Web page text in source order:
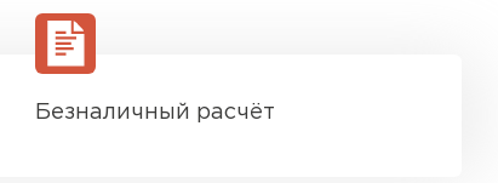
Безналичный расчёт